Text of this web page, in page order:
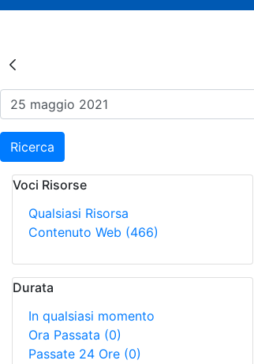
Risultati della
Ricerca
Voci Risorse
Qualsiasi Risorsa
Contenuto Web (466)
Durata
In qualsiasi momento
Ora Passata (0)
Passate 24 Ore (0)